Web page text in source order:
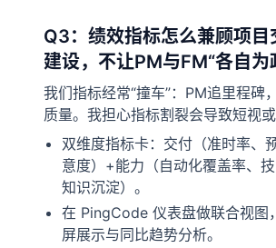
Q3：绩效指标怎么兼顾项目
建设，不让PM与FM“各自为
我们指标经常“撞车”：PM追里程碑
质量。我担心指标割裂会导致短视或
双维度指标卡：交付（准时率、
意度）+能力（自动化覆盖率、技
知识沉淀）。
在 PingCode 仪表盘做联合视图
屏展示与同比趋势分析。